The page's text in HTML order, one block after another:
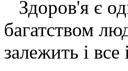
Здоров'я є
багатством
залежить і